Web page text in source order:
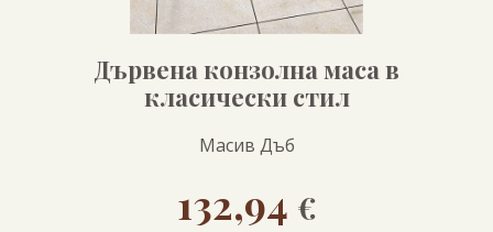
Дървена конзолна маса в
класически стил
Масив Дъб
132,94 €